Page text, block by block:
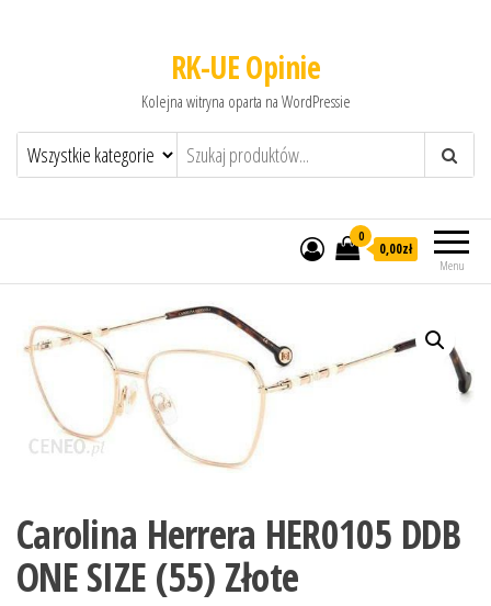
RK-UE Opinie
Kolejna witryna oparta na WordPressie
Menu
0
0,00zł
Carolina Herrera HER0105 DDB
ONE SIZE (55) Złote